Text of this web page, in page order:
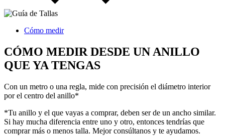
Cómo medir
CÓMO MEDIR DESDE UN ANILLO
QUE YA TENGAS
Con un metro o una regla, mide con precisión el diámetro interior
por el centro del anillo*
*Tu anillo y el que vayas a comprar, deben ser de un ancho similar.
Si hay mucha diferencia entre uno y otro, entonces tendrías que
comprar más o menos talla. Mejor consúltanos y te ayudamos.